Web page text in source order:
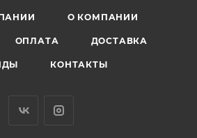
О КОМПАНИИ
ОПЛАТА ДОСТАВКА
КОНТАКТЫ